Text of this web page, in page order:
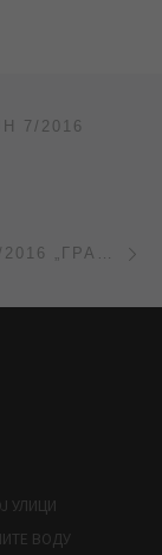
7/2016
ОБЈАВЉЕНА ЈАВНА НАБАВКА ЈН 19/2016 „ГРАЂЕВИНСКИ МАТЕРИЈАЛ“
УЛИЦИ
ВОДУ